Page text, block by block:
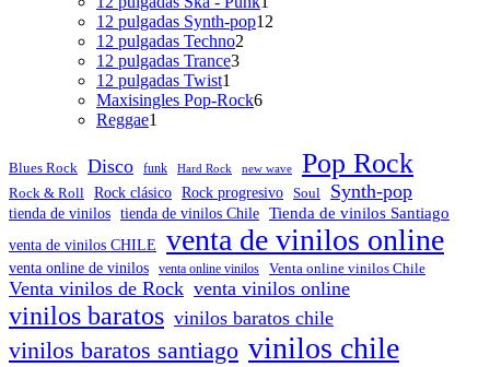
producto
12 pulgadas Synth-pop12
12 pulgadas Techno2
12 pulgadas Trance33
12 pulgadas Twist1
producto
Maxisingles Pop-Rock66
Reggae1
Blues Rock Disco funk Hard Rock new wave Pop Rock
Rock & Roll Rock clásico Rock progresivo Soul Synth-pop
tienda de vinilos tienda de vinilos Chile Tienda de vinilos Santiago
venta de vinilos CHILE venta de vinilos online
venta online de vinilos venta online vinilos Venta online vinilos Chile
Venta vinilos de Rock venta vinilos online
vinilos baratos vinilos baratos chile
vinilos baratos santiago vinilos chile